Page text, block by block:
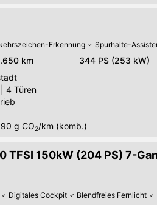
Erkennung Spurhalte-
km 344 PS (253 kW)
4 Türen
g CO2/km (komb.)
TFSI 150kW (204 PS) 7-
Digitales Cockpit Blendfreies Fernlicht